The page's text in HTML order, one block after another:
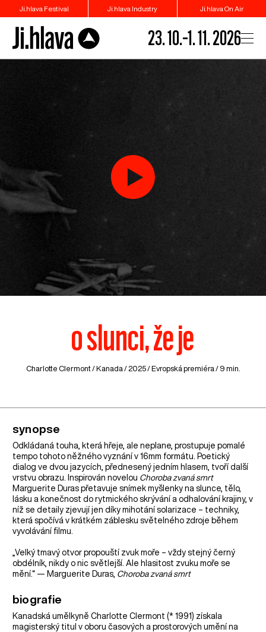
Ji.hlava Festival Ji.hlava Industry Ji.hlava On Air
23. 10.–1. 11. 2026
o slunci, že je
Charlotte Clermont / Kanada / 2025 / Evropská premiéra / 9 min.
synopse
Odkládaná touha, která hřeje, ale neplane, prostupuje pomalé
tempo tohoto něžného vyznání v 16mm formátu. Poetický
dialog ve dvou jazycích, přednesený jedním hlasem, tvoří další
vrstvu obrazu. Inspirován novelou Choroba zvaná smrt
Marguerite Duras přetavuje snímek myšlenky na slunce, tělo,
lásku a konečnost do rytmického skrývání a odhalování krajiny, v
níž se detaily zjevují jen díky mihotání solarizace – techniky,
která spočívá v krátkém záblesku světelného zdroje během
vyvolávání filmu.
„Velký tmavý otvor propouští zvuk moře – vždy stejný černý
obdélník, nikdy o nic světlejší. Ale hlasitost zvuku moře se
mění.“ — Marguerite Duras, Choroba zvaná smrt
biografie
Kanadská umělkyně Charlotte Clermont (* 1991) získala
magisterský titul v oboru časových a prostorových umění na